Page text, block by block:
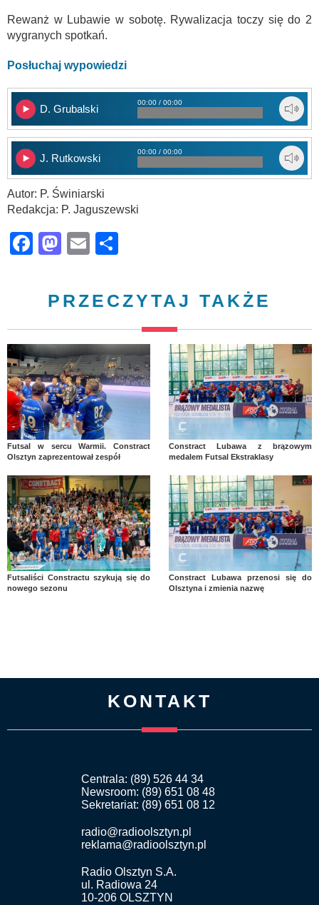
Rewanż w Lubawie w sobotę. Rywalizacja toczy się do 2
wygranych spotkań.
Posłuchaj wypowiedzi
D. Grubalski
00:00 / 00:00
J. Rutkowski
00:00 / 00:00
Autor: P. Świniarski
Redakcja: P. Jaguszewski
Facebook
Mastodon
Email
PRZECZYTAJ TAKŻE
Futsal w sercu Warmii. Constract
Olsztyn zaprezentował zespół
Constract Lubawa z brązowym
medalem Futsal Ekstraklasy
Futsaliści Constractu szykują się do
nowego sezonu
Constract Lubawa przenosi się do
Olsztyna i zmienia nazwę
KONTAKT
Centrala: (89) 526 44 34
Newsroom: (89) 651 08 48
Sekretariat: (89) 651 08 12
radio@radioolsztyn.pl
reklama@radioolsztyn.pl
Radio Olsztyn S.A.
ul. Radiowa 24
10-206 OLSZTYN